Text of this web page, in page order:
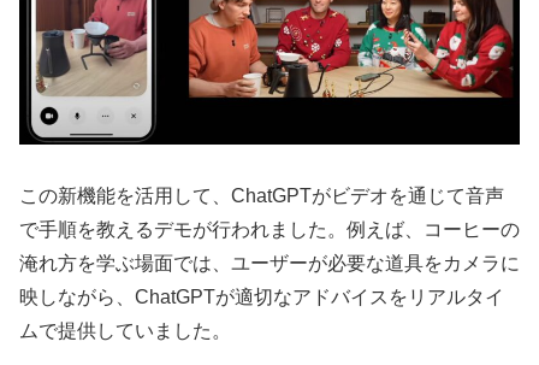
この新機能を活用して、ChatGPTがビデオを通じて音声
で手順を教えるデモが行われました。例えば、コーヒーの
淹れ方を学ぶ場面では、ユーザーが必要な道具をカメラに
映しながら、ChatGPTが適切なアドバイスをリアルタイ
ムで提供していました。